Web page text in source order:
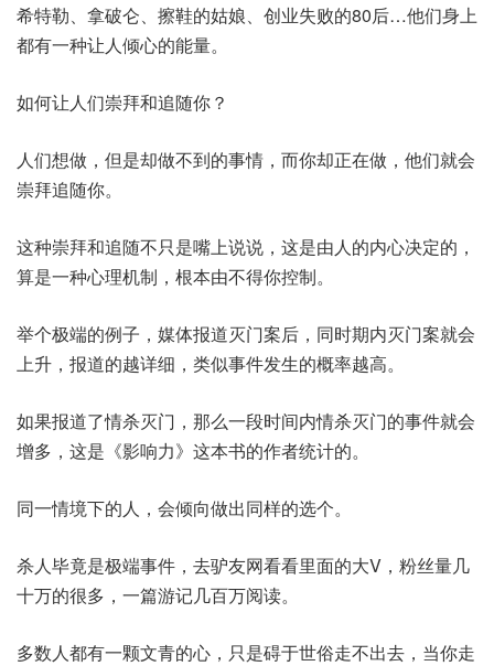
希特勒、拿破仑、擦鞋的姑娘、创业失败的80后…他们身上
都有一种让人倾心的能量。
如何让人们崇拜和追随你？
人们想做，但是却做不到的事情，而你却正在做，他们就会
崇拜追随你。
这种崇拜和追随不只是嘴上说说，这是由人的内心决定的，
算是一种心理机制，根本由不得你控制。
举个极端的例子，媒体报道灭门案后，同时期内灭门案就会
上升，报道的越详细，类似事件发生的概率越高。
如果报道了情杀灭门，那么一段时间内情杀灭门的事件就会
增多，这是《影响力》这本书的作者统计的。
同一情境下的人，会倾向做出同样的选个。
杀人毕竟是极端事件，去驴友网看看里面的大V，粉丝量几
十万的很多，一篇游记几百万阅读。
多数人都有一颗文青的心，只是碍于世俗走不出去，当你走